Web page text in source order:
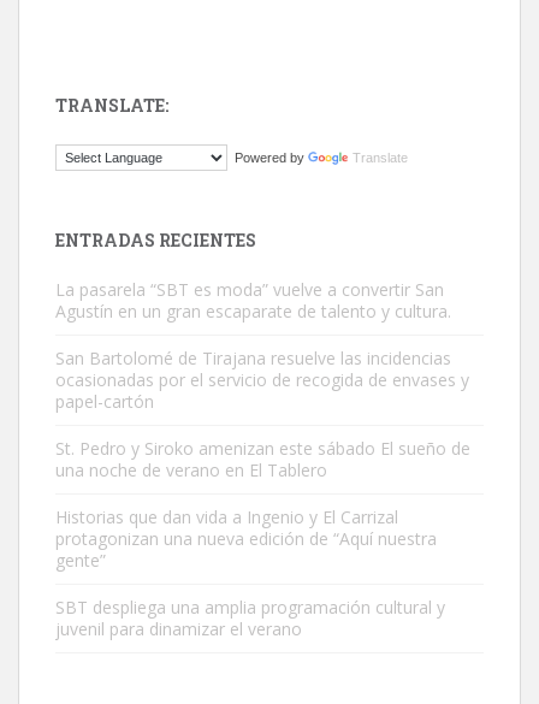
Este gato macho ha aparecido en la calle hace menos de un mes,
Adopción urgente
Busco adopción responsable para mi perra. Pastor alemán,
hembra, 4 años. Por motivos personales ...
TRANSLATE:
Powered by Translate
ENTRADAS RECIENTES
La pasarela “SBT es moda” vuelve a convertir San
Agustín en un gran escaparate de talento y cultura.
San Bartolomé de Tirajana resuelve las incidencias
ocasionadas por el servicio de recogida de envases y
papel-cartón
St. Pedro y Siroko amenizan este sábado El sueño de
una noche de verano en El Tablero
Historias que dan vida a Ingenio y El Carrizal
protagonizan una nueva edición de “Aquí nuestra
gente”
SBT despliega una amplia programación cultural y
juvenil para dinamizar el verano